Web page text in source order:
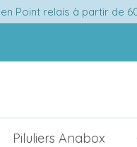
Point relais à partir de
Piluliers Anabox